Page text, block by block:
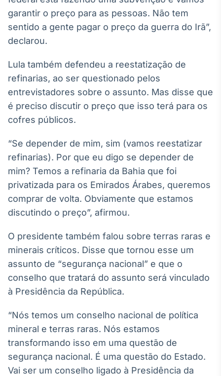
Curadoria
Curadoria de
Tecnologia
Broadcast
Radar
Monitoramento
Broadcast
Fundos
A melhor
analisar fundos
de investimento
IA
Em breve
Em breve
garantir o preço para as pessoas. Não tem
sentido a gente pagar o preço da guerra do Irã”,
declarou.
Lula também defendeu a reestatização de
refinarias, ao ser questionado pelos
entrevistadores sobre o assunto. Mas disse que
é preciso discutir o preço que isso terá para os
cofres públicos.
“Se depender de mim, sim (vamos reestatizar
refinarias). Por que eu digo se depender de
mim? Temos a refinaria da Bahia que foi
privatizada para os Emirados Árabes, queremos
comprar de volta. Obviamente que estamos
discutindo o preço”, afirmou.
O presidente também falou sobre terras raras e
minerais críticos. Disse que tornou esse um
assunto de “segurança nacional” e que o
conselho que tratará do assunto será vinculado
à Presidência da República.
“Nós temos um conselho nacional de política
mineral e terras raras. Nós estamos
transformando isso em uma questão de
segurança nacional. É uma questão do Estado.
Vai ser um conselho ligado à Presidência da